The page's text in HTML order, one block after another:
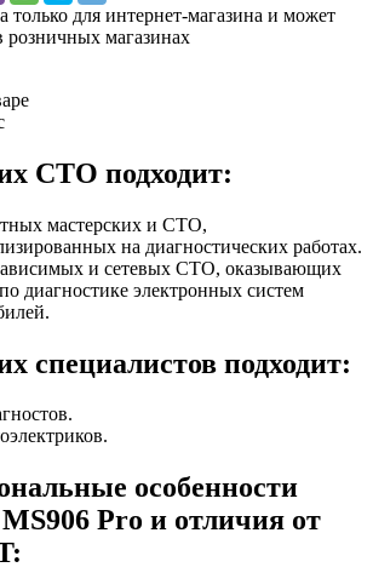
только для интернет-магазина и может
розничных магазинах
СТО подходит:
мастерских и СТО,
на диагностических работах.
и сетевых СТО, оказывающих
диагностике электронных систем
специалистов подходит:
особенности
Pro и отличия от